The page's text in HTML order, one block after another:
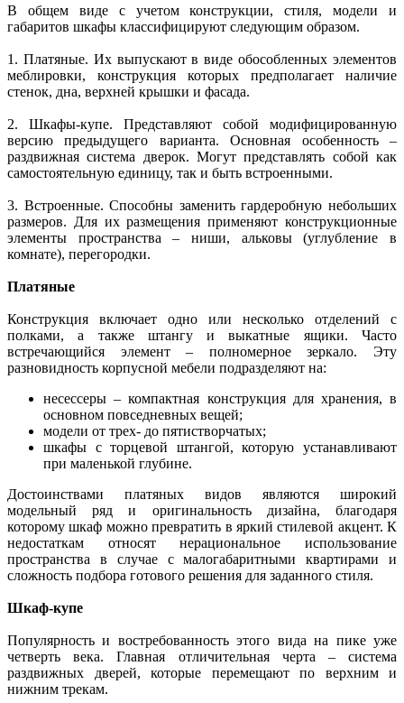
В общем виде с учетом конструкции, стиля, модели и
габаритов шкафы классифицируют следующим образом.
1. Платяные. Их выпускают в виде обособленных элементов
меблировки, конструкция которых предполагает наличие
стенок, дна, верхней крышки и фасада.
2. Шкафы-купе. Представляют собой модифицированную
версию предыдущего варианта. Основная особенность –
раздвижная система дверок. Могут представлять собой как
самостоятельную единицу, так и быть встроенными.
3. Встроенные. Способны заменить гардеробную небольших
размеров. Для их размещения применяют конструкционные
элементы пространства – ниши, альковы (углубление в
комнате), перегородки.
Платяные
Конструкция включает одно или несколько отделений с
полками, а также штангу и выкатные ящики. Часто
встречающийся элемент – полномерное зеркало. Эту
разновидность корпусной мебели подразделяют на:
несессеры – компактная конструкция для хранения, в
основном повседневных вещей;
модели от трех- до пятистворчатых;
шкафы с торцевой штангой, которую устанавливают
при маленькой глубине.
Достоинствами платяных видов являются широкий
модельный ряд и оригинальность дизайна, благодаря
которому шкаф можно превратить в яркий стилевой акцент. К
недостаткам относят нерациональное использование
пространства в случае с малогабаритными квартирами и
сложность подбора готового решения для заданного стиля.
Шкаф-купе
Популярность и востребованность этого вида на пике уже
четверть века. Главная отличительная черта – система
раздвижных дверей, которые перемещают по верхним и
нижним трекам.